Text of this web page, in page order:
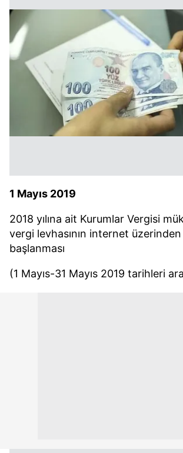
1 Mayıs 2019
2018 yılına ait Kurumlar Vergisi
vergi levhasının internet üzerinden
başlanması
(1 Mayıs-31 Mayıs 2019 tarihleri